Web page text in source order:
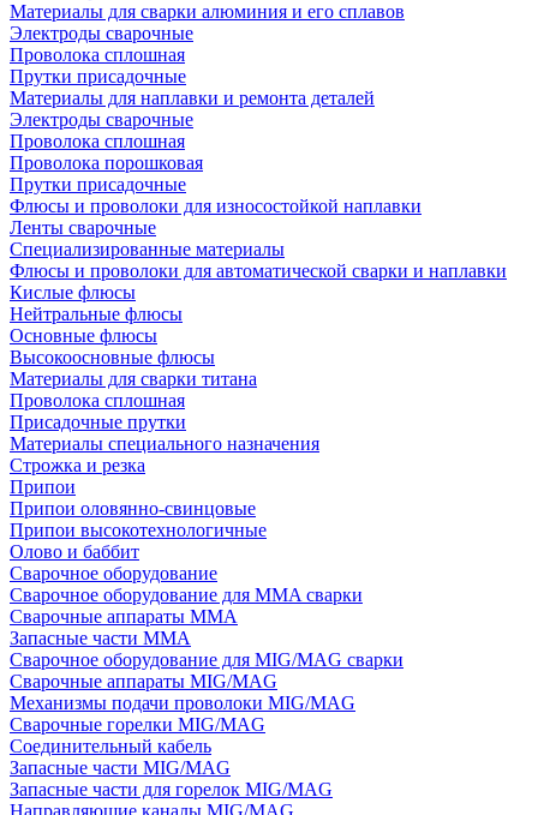
Материалы для сварки алюминия и его сплавов
Электроды сварочные
Проволока сплошная
Прутки присадочные
Материалы для наплавки и ремонта деталей
Электроды сварочные
Проволока сплошная
Проволока порошковая
Прутки присадочные
Флюсы и проволоки для износостойкой наплавки
Ленты сварочные
Специализированные материалы
Флюсы и проволоки для автоматической сварки и наплавки
Кислые флюсы
Нейтральные флюсы
Основные флюсы
Высокоосновные флюсы
Материалы для сварки титана
Проволока сплошная
Присадочные прутки
Материалы специального назначения
Строжка и резка
Припои
Припои оловянно-свинцовые
Припои высокотехнологичные
Олово и баббит
Сварочное оборудование
Сварочное оборудование для MMA сварки
Сварочные аппараты MMA
Запасные части MMA
Сварочное оборудование для MIG/MAG сварки
Сварочные аппараты MIG/MAG
Механизмы подачи проволоки MIG/MAG
Сварочные горелки MIG/MAG
Соединительный кабель
Запасные части MIG/MAG
Запасные части для горелок MIG/MAG
Направляющие каналы MIG/MAG